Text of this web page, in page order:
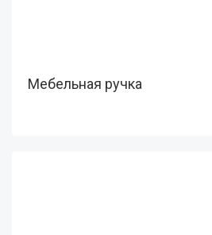
Мебельная ручка